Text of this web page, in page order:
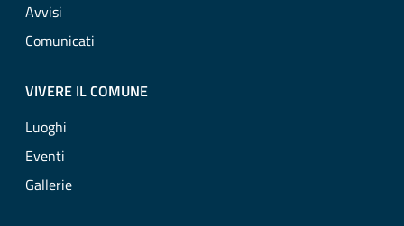
Avvisi
Comunicati
VIVERE IL COMUNE
Luoghi
Eventi
Gallerie